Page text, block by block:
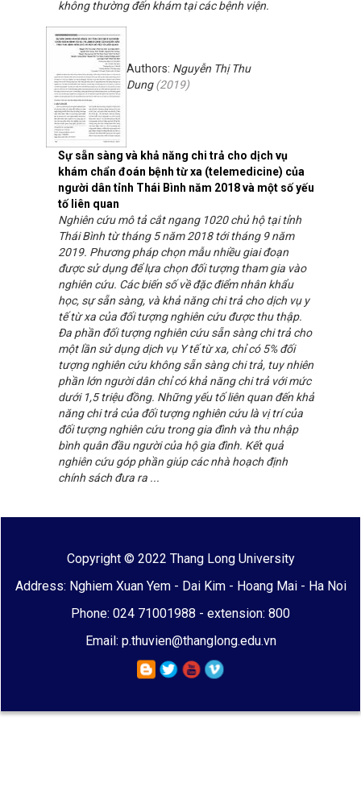
không thường đến khám tại các bệnh viện.
Sự sẵn sàng và khả năng chi trả cho dịch vụ
khám chẩn đoán bệnh từ xa (telemedicine) của
người dân tỉnh Thái Bình năm 2018 và một số yếu
tố liên quan
Authors: Nguyễn Thị Thu
Dung(2019)
Nghiên cứu mô tả cắt ngang 1020 chủ hộ tại tỉnh
Thái Bình từ tháng 5 năm 2018 tới tháng 9 năm
2019. Phương pháp chọn mẫu nhiều giai đoạn
được sử dụng để lựa chọn đối tượng tham gia vào
nghiên cứu. Các biến số về đặc điểm nhân khẩu
học, sự sẵn sàng, và khả năng chi trả cho dịch vụ y
tế từ xa của đối tượng nghiên cứu được thu thập.
Đa phần đối tượng nghiên cứu sẵn sàng chi trả cho
một lần sử dụng dịch vụ Y tế từ xa, chỉ có 5% đối
tượng nghiên cứu không sẵn sàng chi trả, tuy nhiên
phần lớn người dân chỉ có khả năng chi trả với mức
dưới 1,5 triệu đồng. Những yếu tố liên quan đến khả
năng chi trả của đối tượng nghiên cứu là vị trí của
đối tượng nghiên cứu trong gia đình và thu nhập
bình quân đầu người của hộ gia đình. Kết quả
nghiên cứu góp phần giúp các nhà hoạch định
chính sách đưa ra ...
Copyright © 2022 Thang Long University
Address: Nghiem Xuan Yem - Dai Kim - Hoang Mai - Ha Noi
Phone: 024 71001988 - extension: 800
Email: p.thuvien@thanglong.edu.vn